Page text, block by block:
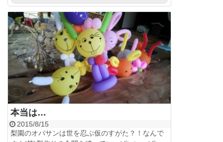
本当は…
2015/8/15
梨園のオバサンは世を忍ぶ仮のすがた？！なんで